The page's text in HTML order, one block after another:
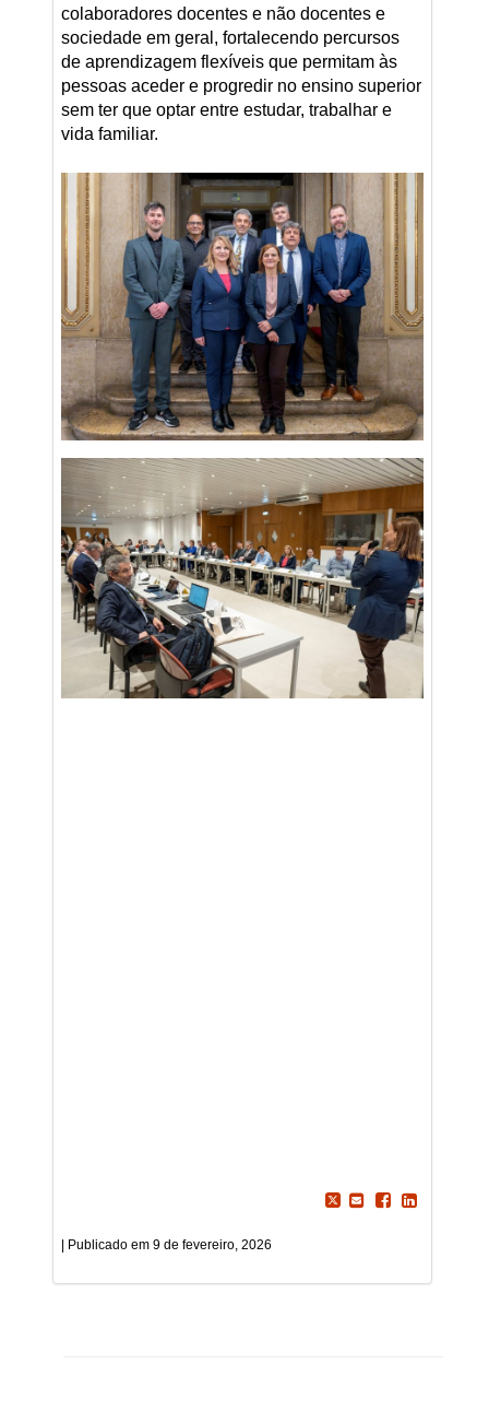
colaboradores docentes e não docentes e
sociedade em geral, fortalecendo percursos
de aprendizagem flexíveis que permitam às
pessoas aceder e progredir no ensino superior
sem ter que optar entre estudar, trabalhar e
vida familiar.
9 de fevereiro, 2026